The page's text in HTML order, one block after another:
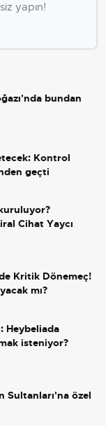
yapın!
bundan
Kontrol
geçti
Cihat Yaycı
Kritik Dönemeç!
mı?
Heybeliada
isteniyor?
Sultanları'na özel